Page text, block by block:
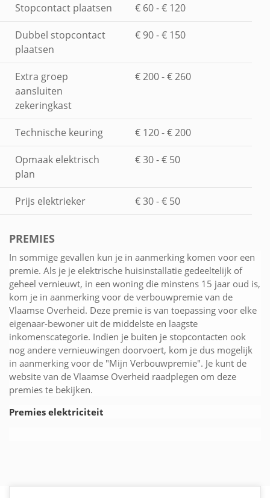
Stopcontact plaatsen € 60 - € 120
Dubbel stopcontact
plaatsen
€ 90 - € 150
Extra groep
aansluiten
zekeringkast
€ 200 - € 260
Technische keuring € 120 - € 200
Opmaak elektrisch
plan
€ 30 - € 50
Prijs elektrieker € 30 - € 50
PREMIES
In sommige gevallen kun je in aanmerking komen voor een
premie. Als je je elektrische huisinstallatie gedeeltelijk of
geheel vernieuwt, in een woning die minstens 15 jaar oud is,
kom je in aanmerking voor de verbouwpremie van de
Vlaamse Overheid. Deze premie is van toepassing voor elke
eigenaar-bewoner uit de middelste en laagste
inkomenscategorie. Indien je buiten je stopcontacten ook
nog andere vernieuwingen doorvoert, kom je dus mogelijk
in aanmerking voor de "Mijn Verbouwpremie". Je kunt de
website van de Vlaamse Overheid raadplegen om deze
premies te bekijken.
Premies elektriciteit